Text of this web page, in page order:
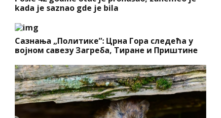
kada je saznao gde je bila
Сазнања „Политике”: Црна Гора следећа у
војном савезу Загреба, Тиране и Приштине